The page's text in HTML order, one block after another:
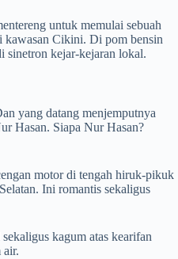
untuk memulai sebuah
kawasan Cikini. Di pom bensin
sinetron kejar-kejaran lokal.
yang datang menjemputnya
Hasan. Siapa Nur Hasan?
motor di tengah hiruk-pikuk
Ini romantis sekaligus
kagum atas kearifan
air.